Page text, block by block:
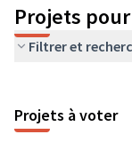
Projets
Filtrer et
Projets à voter